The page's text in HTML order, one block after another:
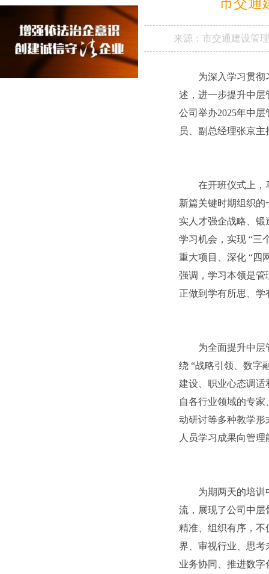
来源： 市交通建设管
为深入学习贯彻
述，进一步提升中层
公司举办2025年中
员、副总经理张京
在开班仪式上，
新篇关键时期组织
实人才强企战略、
学习机会，实现 “三
重大项目、深化 “四
强调，学习本领是管
正做到学有所思、
为全面提升中层
绕 “战略引领、数字
建设、职业心态调适
自各行业领域的专
动研讨等多种教学形
人员学习成果向管理
为期两天的培训
流，展现了公司中层
精准、组织有序，不
界、审视行业、思考
业务协同、推进数